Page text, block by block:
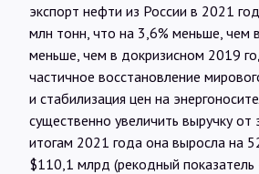
экспорт нефти из России в 2021
млн тонн, что на 3,6% меньше, чем
меньше, чем в докризисном 2019
частичное восстановление
и стабилизация цен на
существенно увеличить выручку от
итогам 2021 года она выросла на
$110,1 млрд (рекодный